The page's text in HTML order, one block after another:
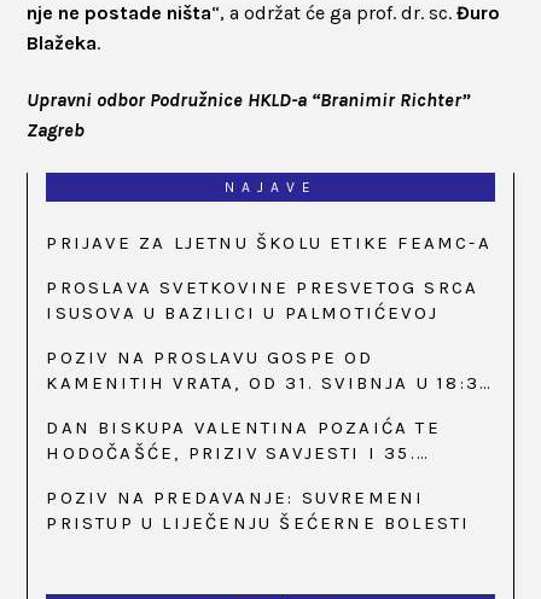
nje ne postade ništa“, a održat će ga prof. dr. sc.Đuro
Blažeka.
Upravni odbor Podružnice HKLD-a “Branimir Richter”
Zagreb
NAJAVE
PRIJAVE ZA LJETNU ŠKOLU ETIKE FEAMC-A
PROSLAVA SVETKOVINE PRESVETOG SRCA
ISUSOVA U BAZILICI U PALMOTIĆEVOJ
POZIV NA PROSLAVU GOSPE OD
KAMENITIH VRATA, OD 31. SVIBNJA U 18:30
DAN BISKUPA VALENTINA POZAIĆA TE
HODOČAŠĆE, PRIZIV SAVJESTI I 35.
BISTRICI, OD 15. DO 17. SVIBNJA
POZIV NA PREDAVANJE: SUVREMENI
PRISTUP U LIJEČENJU ŠEĆERNE BOLESTI